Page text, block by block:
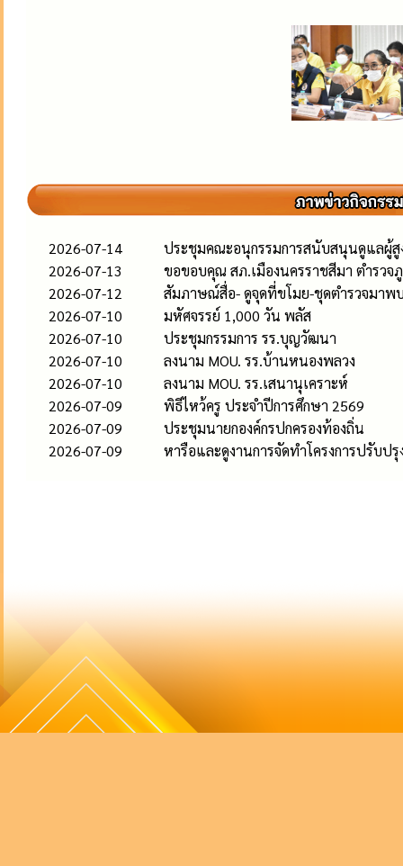
2026-07-14
ประชุมคณะอนุกรรมการสนับสนุนดูแลผู้สู
2026-07-13
ขอขอบคุณ สภ.เมืองนครราชสีมา ตำรวจ
2026-07-12
สัมภาษณ์สื่อ- ดูจุดที่ขโมย-ชุดตำรวจมาพ
2026-07-10
มหัศจรรย์ 1,000 วัน พลัส
2026-07-10
ประชุมกรรมการ รร.บุญวัฒนา
2026-07-10
ลงนาม MOU. รร.บ้านหนองพลวง
2026-07-10
ลงนาม MOU. รร.เสนานุเคราะห์
2026-07-09
พิธีไหว้ครู ประจำปีการศึกษา 2569
2026-07-09
ประชุมนายกองค์กรปกครองท้องถิ่น
2026-07-09
หารือและดูงานการจัดทำโครงการปรับป